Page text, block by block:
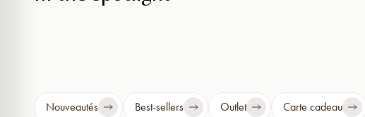
Nouveautés Best-sellers Outlet Carte cadeau